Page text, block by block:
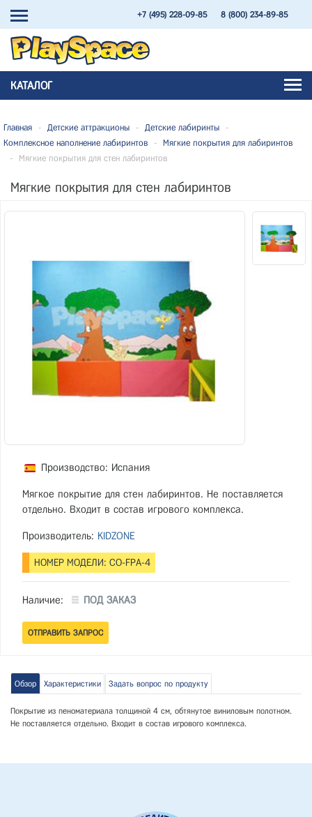
+7 (495) 228-09-85 8 (800) 234-89-85
КАТАЛОГ
Главная - Детские аттракционы - Детские лабиринты
-
Комплексное наполнение лабиринтов
-
Мягкие покрытия для лабиринтов
-
Мягкие покрытия для стен лабиринтов
Мягкие покрытия для стен лабиринтов
Производство: Испания
Мягкое покрытие для стен лабиринтов. Не поставляется
отдельно. Входит в состав игрового комплекса.
Производитель: KIDZONE
НОМЕР МОДЕЛИ: CO-FРA-4
Наличие: ПОД ЗАКАЗ
Обзор Характеристики Задать вопрос по продукту
Покрытие из пеноматериала толщиной 4 см, обтянутое виниловым полотном.
Не поставляется отдельно. Входит в состав игрового комплекса.